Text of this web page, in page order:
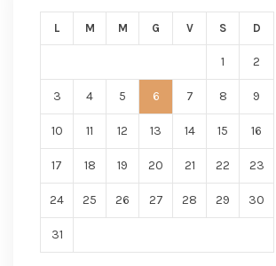
L M M G V S D
1 2
3 4 5 6 7 8 9
10 11 12 13 14 15 16
17 18 19 20 21 22 23
24 25 26 27 28 29 30
31